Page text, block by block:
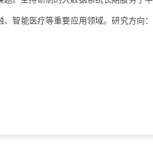
智能医疗等重要应用领域。研究方向：